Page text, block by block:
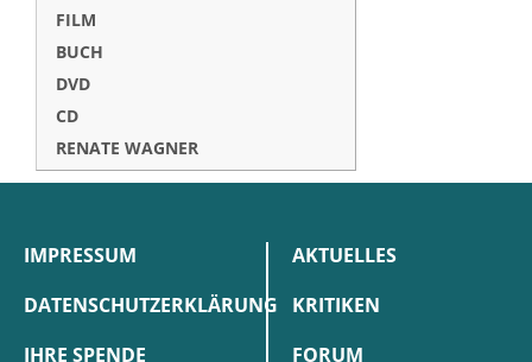
FILM
BUCH
DVD
CD
RENATE WAGNER
IMPRESSUM
DATENSCHUTZERKLÄRUNG
IHRE SPENDE
AKTUELLES
KRITIKEN
FORUM